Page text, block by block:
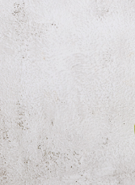
Ингредиенты:
ЕДА ОВОЩИ
Фото: Shutterstock